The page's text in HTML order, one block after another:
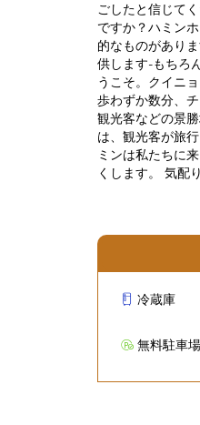
ごしたと信じて
ですか？ハミン
的なものがあり
供します-もちろ
うこそ。クイニ
歩わずか数分、
観光客などの景
は、観光客が旅
ミンは私たちに
くします。 気配
冷蔵庫
無料駐車場